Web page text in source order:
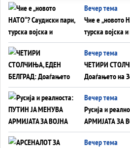
Вечер тема
Чие е „новото
турска војска
служба на
сувишна?
Вечер тема
ЧЕТИРИ
Доаѓањето на
тајните на
на Вучиќ
Вечер тема
Русија и
АРМИЈАТА ЗА
БЕЗ ФРОНТ
Вечер тема